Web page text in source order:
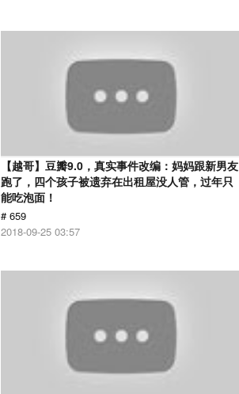
【越哥】豆瓣9.0，真实事件改编：妈妈跟新男友
跑了，四个孩子被遗弃在出租屋没人管，过年只
能吃泡面！
# 659
2018-09-25 03:57